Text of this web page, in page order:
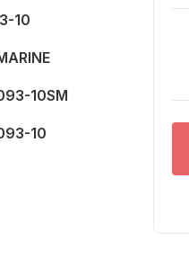
для
10
10SM
10